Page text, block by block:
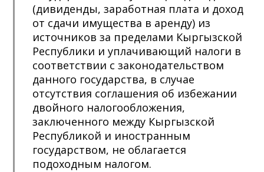
(дивиденды, заработная плата и доход
от сдачи имущества в аренду) из
источников за пределами Кыргызской
Республики и уплачивающий налоги в
соответствии с законодательством
данного государства, в случае
отсутствия соглашения об избежании
двойного налогообложения,
заключенного между Кыргызской
Республикой и иностранным
государством, не облагается
подоходным налогом.